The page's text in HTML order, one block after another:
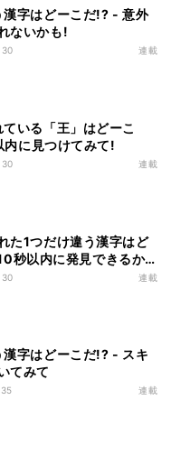
漢字はどーこだ!? - 意外
ないかも!
連載
いる「王」はどーこ
に見つけてみて!
連載
た1つだけ違う漢字はど
秒以内に発見できるか
連載
漢字はどーこだ!? - スキ
てみて
連載